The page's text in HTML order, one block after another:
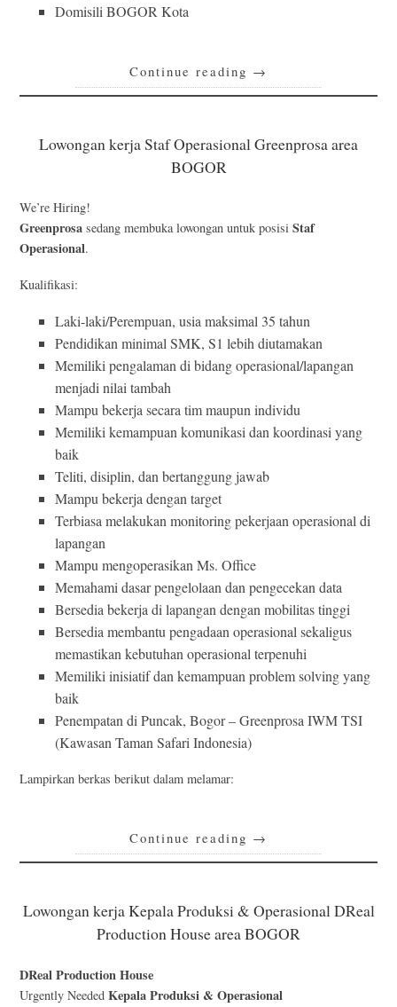
Domisili BOGOR Kota
Continue reading →
Lowongan kerja Staf Operasional Greenprosa area
BOGOR
We’re Hiring!
Greenprosa sedang membuka lowongan untuk posisiStaf
Operasional.
Kualifikasi:
Laki-laki/Perempuan, usia maksimal 35 tahun
Pendidikan minimal SMK, S1 lebih diutamakan
Memiliki pengalaman di bidang operasional/lapangan
menjadi nilai tambah
Mampu bekerja secara tim maupun individu
Memiliki kemampuan komunikasi dan koordinasi yang
baik
Teliti, disiplin, dan bertanggung jawab
Mampu bekerja dengan target
Terbiasa melakukan monitoring pekerjaan operasional di
lapangan
Mampu mengoperasikan Ms. Office
Memahami dasar pengelolaan dan pengecekan data
Bersedia bekerja di lapangan dengan mobilitas tinggi
Bersedia membantu pengadaan operasional sekaligus
memastikan kebutuhan operasional terpenuhi
Memiliki inisiatif dan kemampuan problem solving yang
baik
Penempatan di Puncak, Bogor – Greenprosa IWM TSI
(Kawasan Taman Safari Indonesia)
Lampirkan berkas berikut dalam melamar:
Continue reading →
Lowongan kerja Kepala Produksi & Operasional DReal
Production House area BOGOR
DReal Production House
Urgently NeededKepala Produksi & Operasional